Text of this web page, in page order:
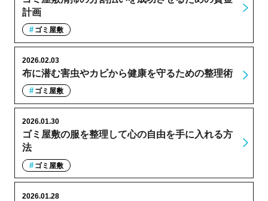
計画
ゴミ屋敷
布に潜む害虫やカビから健康を守るための整理術
2026.02.03
ゴミ屋敷
ゴミ屋敷の服を整理して心の自由を手に入れる方
法
2026.01.30
ゴミ屋敷
2026.01.28